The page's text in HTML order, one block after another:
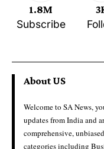
1.8M
Subscribe
About US
Welcome to SA News,
updates from India and
comprehensive,
categories including